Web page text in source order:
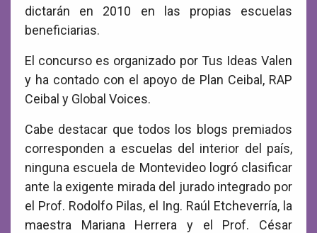
dictarán en 2010 en las propias escuelas
beneficiarias.
El concurso es organizado por Tus Ideas Valen
y ha contado con el apoyo de Plan Ceibal, RAP
Ceibal y Global Voices.
Cabe destacar que todos los blogs premiados
corresponden a escuelas del interior del país,
ninguna escuela de Montevideo logró clasificar
ante la exigente mirada del jurado integrado por
el Prof. Rodolfo Pilas, el Ing. Raúl Etcheverría, la
maestra Mariana Herrera y el Prof. César